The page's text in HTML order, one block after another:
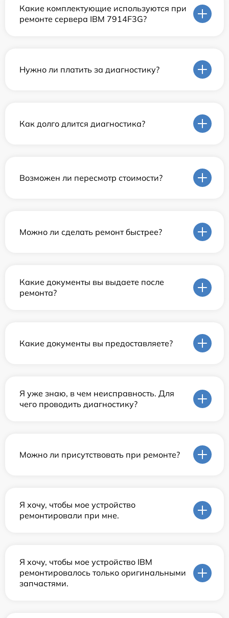
Какие комплектующие используются при
ремонте сервера IBM 7914F3G?
Нужно ли платить за диагностику?
Как долго длится диагностика?
Возможен ли пересмотр стоимости?
Можно ли сделать ремонт быстрее?
Какие документы вы выдаете после
ремонта?
Какие документы вы предоставляете?
Я уже знаю, в чем неисправность. Для
чего проводить диагностику?
Можно ли присутствовать при ремонте?
Я хочу, чтобы мое устройство
ремонтировали при мне.
Я хочу, чтобы мое устройство IBM
ремонтировалось только оригинальными
запчастями.